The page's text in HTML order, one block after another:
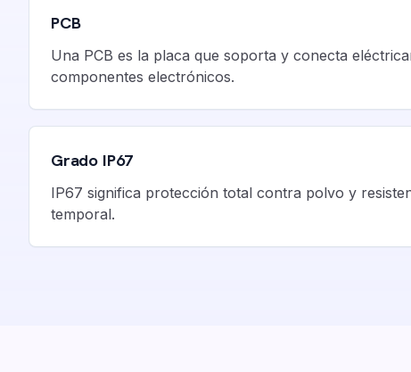
PCB
Una PCB es la placa que soporta y conecta
componentes electrónicos.
Grado IP67
IP67 significa protección total contra polvo y
temporal.